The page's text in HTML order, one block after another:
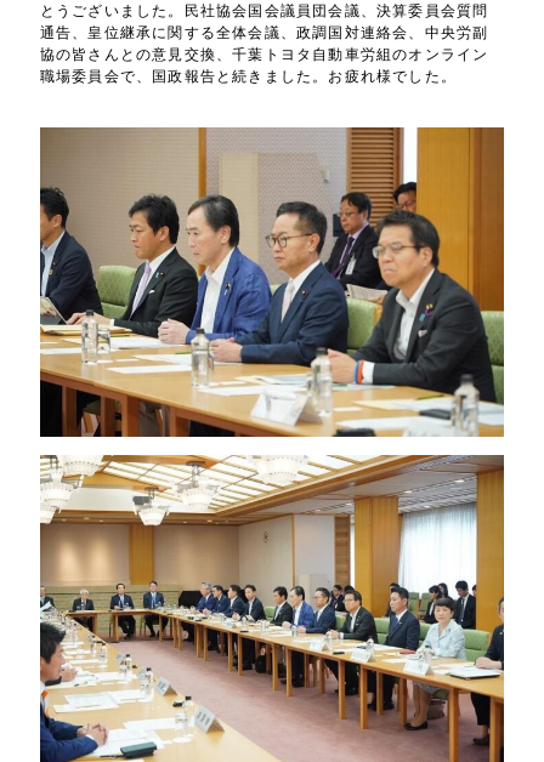
とうございました。民社協会国会議員団会議、決算委員会質問
通告、皇位継承に関する全体会議、政調国対連絡会、中央労副
協の皆さんとの意見交換、千葉トヨタ自動車労組のオンライン
職場委員会で、国政報告と続きました。お疲れ様でした。